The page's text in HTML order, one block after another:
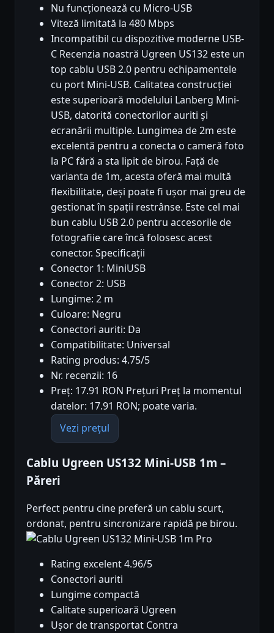
Nu funcționează cu Micro-USB
Viteză limitată la 480 Mbps
Incompatibil cu dispozitive moderne USB-
C Recenzia noastră Ugreen US132 este un
top cablu USB 2.0 pentru echipamentele
cu port Mini-USB. Calitatea construcției
este superioară modelului Lanberg Mini-
USB, datorită conectorilor auriti și
ecranării multiple. Lungimea de 2m este
excelentă pentru a conecta o cameră foto
la PC fără a sta lipit de birou. Față de
varianta de 1m, acesta oferă mai multă
flexibilitate, deși poate fi ușor mai greu de
gestionat în spații restrânse. Este cel mai
bun cablu USB 2.0 pentru accesorile de
fotografiie care încă folosesc acest
conector. Specificații
Conector 1: MiniUSB
Conector 2: USB
Lungime: 2 m
Culoare: Negru
Conectori auriti: Da
Compatibilitate: Universal
Rating produs: 4.75/5
Nr. recenzii: 16
Preț: 17.91 RON Prețuri Preț la momentul
datelor: 17.91 RON; poate varia.
Vezi prețul
Cablu Ugreen US132 Mini-USB 1m –
Păreri
Perfect pentru cine preferă un cablu scurt,
ordonat, pentru sincronizare rapidă pe birou.
Pro
Rating excelent 4.96/5
Conectori auriti
Lungime compactă
Calitate superioară Ugreen
Ușor de transportat Contra